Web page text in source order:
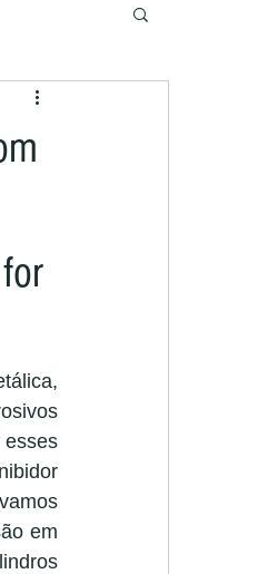
esses
em